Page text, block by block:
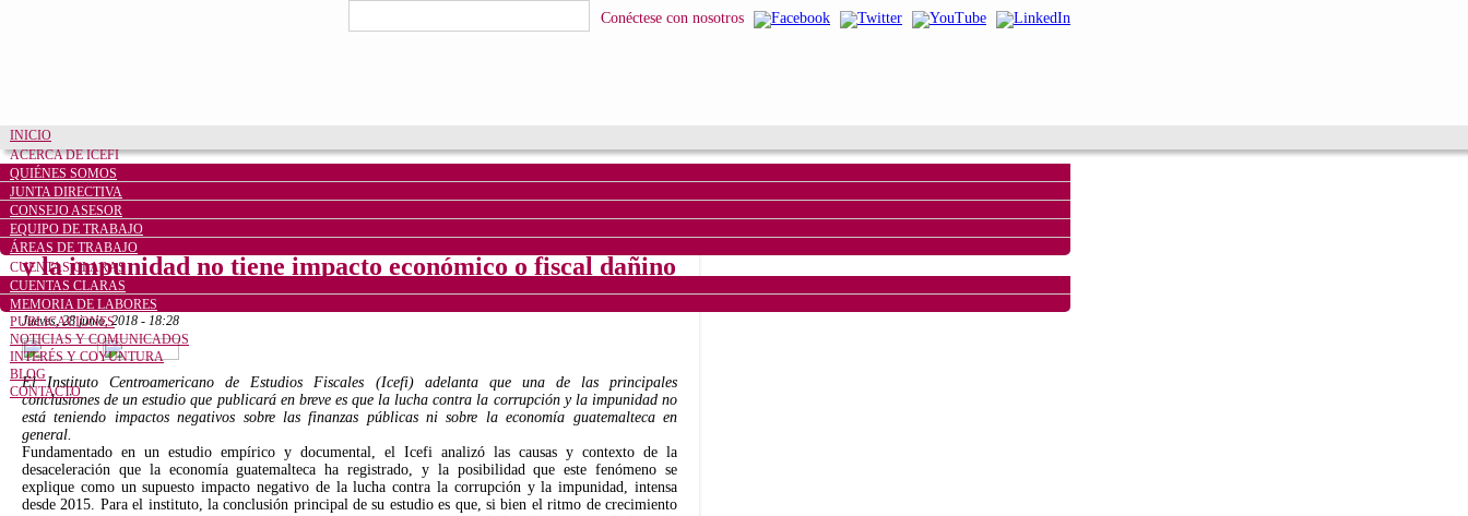
Conéctese con nosotros
INICIO
ACERCA DE ICEFI
QUIÉNES SOMOS
JUNTA DIRECTIVA
CONSEJO ASESOR
EQUIPO DE TRABAJO
ÁREAS DE TRABAJO
CUENTAS CLARAS
CUENTAS CLARAS
MEMORIA DE LABORES
PUBLICACIONES
NOTICIAS Y COMUNICADOS
INTERÉS Y COYUNTURA
BLOG
CONTACTO
COMUNICADOS
Guatemala: Icefi sostiene que lucha contra la corrupción
y la impunidad no tiene impacto económico o fiscal dañino
corrupción,transparencia
jueves, 28 junio, 2018 - 18:28
Share on Facebook
Tweet Widget
Linkedin Share Button
El Instituto Centroamericano de Estudios Fiscales (Icefi) adelanta que una de las principales
conclusiones de un estudio que publicará en breve es que la lucha contra la corrupción y la impunidad no
está teniendo impactos negativos sobre las finanzas públicas ni sobre la economía guatemalteca en
general.
Fundamentado en un estudio empírico y documental, el Icefi analizó las causas y contexto de la
desaceleración que la economía guatemalteca ha registrado, y la posibilidad que este fenómeno se
explique como un supuesto impacto negativo de la lucha contra la corrupción y la impunidad, intensa
desde 2015. Para el instituto, la conclusión principal de su estudio es que, si bien el ritmo de crecimiento